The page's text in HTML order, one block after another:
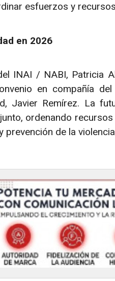
esfuerzos y
en 2026
INAI / NABI, Patricia
en compañía
Javier Remírez. La
ordenando
prevención de la